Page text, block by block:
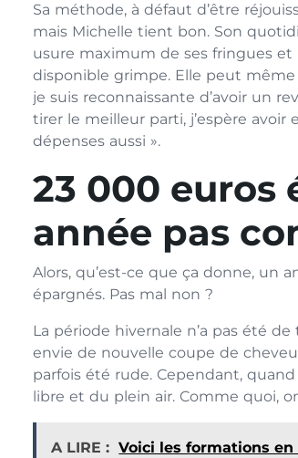
Sa méthode, à défaut d’être
mais Michelle tient bon. Son
usure maximum de ses fringues
disponible grimpe. Elle peut même
je suis reconnaissante d’avoir un
tirer le meilleur parti, j’espère avoir
dépenses aussi ».
23 000 euros
année pas
Alors, qu’est-ce que ça donne, un
épargnés. Pas mal non ?
La période hivernale n’a pas été
envie de nouvelle coupe de
parfois été rude. Cependant,
libre et du plein air. Comme quoi,
A LIRE : Voici les formations en